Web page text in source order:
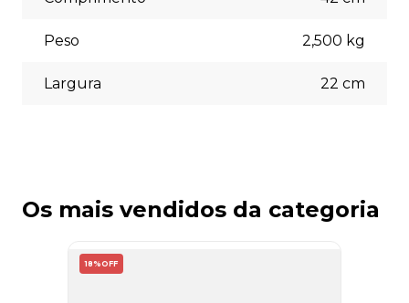
Peso 2,500 kg
Largura 22 cm
Os mais vendidos da categoria
18% OFF